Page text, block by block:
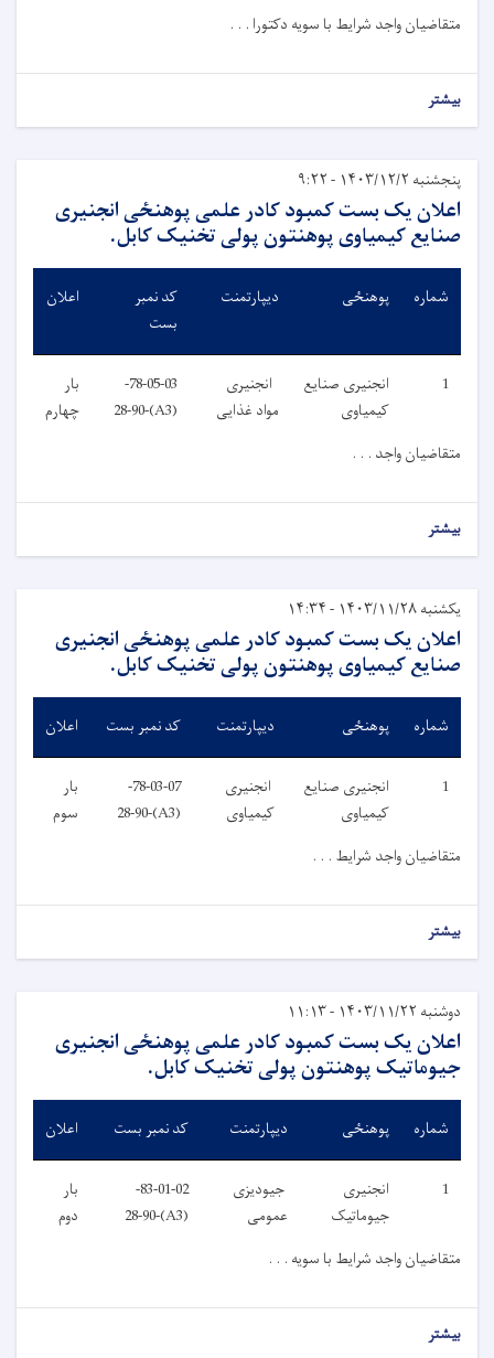
متقاضیان واجد شرایط با سویه دکتورا . . .
بیشتر
پنجشنبه ۱۴۰۳/۱۲/۲ - ۹:۲۲
اعلان یک بست کمبود کادر علمی پوهنځی انجنیری
صنایع کیمیاوی پوهنتون پولی تخنیک کابل.
شماره پوهنځی دیپارتمنت
کد نمبر
بست
اعلان
1
انجنیری صنایع
کیمیاوی
انجنیری
مواد غذایی
78-05-03-
(A3)-28-90
بار
چهارم
متقاضیان واجد . . .
بیشتر
یکشنبه ۱۴۰۳/۱۱/۲۸ - ۱۴:۳۴
اعلان یک بست کمبود کادر علمی پوهنځی انجنیری
صنایع کیمیاوی پوهنتون پولی تخنیک کابل.
شماره پوهنځی دیپارتمنت کد نمبر بست اعلان
1
انجنیری صنایع
کیمیاوی
انجنیری
کیمیاوی
78-03-07-
(A3)-28-90
بار
سوم
متقاضیان واجد شرایط . . .
بیشتر
دوشنبه ۱۴۰۳/۱۱/۲۲ - ۱۱:۱۳
اعلان یک بست کمبود کادر علمی پوهنځی انجنیری
جیوماتیک پوهنتون پولی تخنیک کابل.
شماره پوهنځی دیپارتمنت کد نمبر بست اعلان
1
انجنیری
جیوماتیک
جیودیزی
عمومی
83-01-02-
(A3)-28-90
بار
دوم
متقاضیان واجد شرایط با سویه . . .
بیشتر